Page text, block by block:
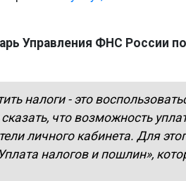
Управления ФНС России
налоги - это
что возможность
личного кабинета. Для
налогов и пошлин»,